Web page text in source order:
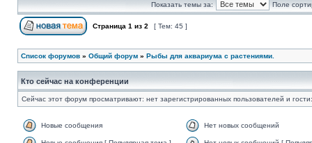
Показать темы за: Поле
Страница 1 из 2 [ Тем: 45 ]
Список форумов » Общий форум » Рыбы для аквариума с растениями.
Кто сейчас на конференции
Сейчас этот форум просматривают: нет зарегистрированных пользователей и
Новые сообщения Нет новых сообщений